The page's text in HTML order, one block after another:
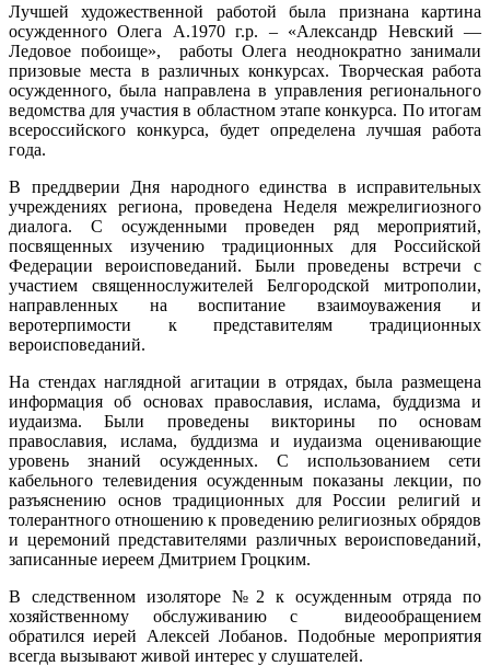
Лучшей художественной работой была признана картина
осужденного Олега А.1970 г.р. – «Александр Невский —
Ледовое побоище», работы Олега неоднократно занимали
призовые места в различных конкурсах. Творческая работа
осужденного, была направлена в управления регионального
ведомства для участия в областном этапе конкурса. По итогам
всероссийского конкурса, будет определена лучшая работа
года.
В преддверии Дня народного единства в исправительных
учреждениях региона, проведена Неделя межрелигиозного
диалога. С осужденными проведен ряд мероприятий,
посвященных изучению традиционных для Российской
Федерации вероисповеданий. Были проведены встречи с
участием священнослужителей Белгородской митрополии,
направленных на воспитание взаимоуважения и
веротерпимости к представителям традиционных
вероисповеданий.
На стендах наглядной агитации в отрядах, была размещена
информация об основах православия, ислама, буддизма и
иудаизма. Были проведены викторины по основам
православия, ислама, буддизма и иудаизма оценивающие
уровень знаний осужденных. С использованием сети
кабельного телевидения осужденным показаны лекции, по
разъяснению основ традиционных для России религий и
толерантного отношению к проведению религиозных обрядов
и церемоний представителями различных вероисповеданий,
записанные иереем Дмитрием Гроцким.
В следственном изоляторе №2 к осужденным отряда по
хозяйственному обслуживанию с видеообращением
обратился иерей Алексей Лобанов. Подобные мероприятия
всегда вызывают живой интерес у слушателей.